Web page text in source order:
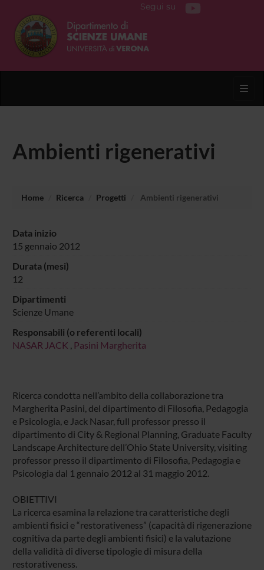
Segui su
Ambienti rigenerativi
Home Ricerca Progetti Ambienti rigenerativi
Data inizio
15 gennaio 2012
Durata (mesi)
12
Dipartimenti
Scienze Umane
Responsabili (o referenti locali)
NASAR JACK , Pasini Margherita
Ricerca condotta nell’ambito della collaborazione tra
Margherita Pasini, del dipartimento di Filosofia, Pedagogia
e Psicologia, e Jack Nasar, full professor presso il
dipartimento di City & Regional Planning, Graduate Faculty
Landscape Architecture dell’Ohio State University, visiting
professor presso il dipartimento di Filosofia, Pedagogia e
Psicologia dal 1 gennaio 2012 al 31 maggio 2012.
OBIETTIVI
La ricerca esamina la relazione tra caratteristiche degli
ambienti fisici e “restorativeness” (capacità di rigenerazione
cognitiva da parte degli ambienti fisici) e la valutazione
della validità di diverse tipologie di misura della
restorativeness.